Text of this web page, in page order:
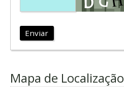
Enviar
Mapa de Localização